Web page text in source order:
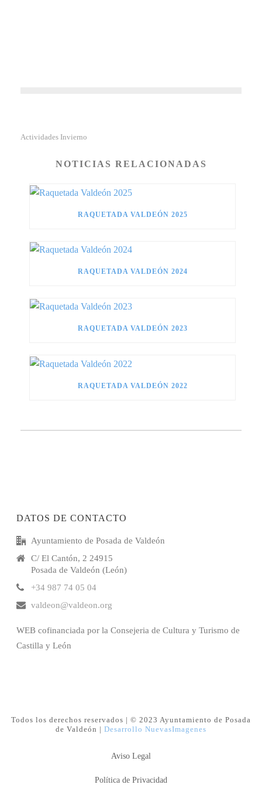
Actividades Invierno
NOTICIAS RELACIONADAS
RAQUETADA VALDEÓN 2025
RAQUETADA VALDEÓN 2024
RAQUETADA VALDEÓN 2023
RAQUETADA VALDEÓN 2022
DATOS DE CONTACTO
Ayuntamiento de Posada de Valdeón
C/ El Cantón, 2 24915
Posada de Valdeón (León)
+34 987 74 05 04
valdeon@valdeon.org
WEB cofinanciada por la Consejeria de Cultura y Turismo de
Castilla y León
Todos los derechos reservados | © 2023 Ayuntamiento de Posada
de Valdeón | Desarrollo NuevasImagenes
Aviso Legal
Política de Privacidad